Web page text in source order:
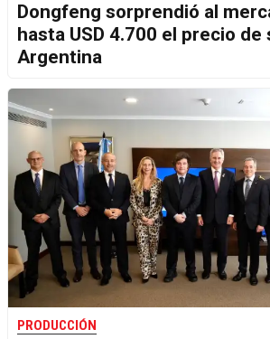
Dongfeng sorprendió al
hasta USD 4.700 el precio de
Argentina
PRODUCCIÓN